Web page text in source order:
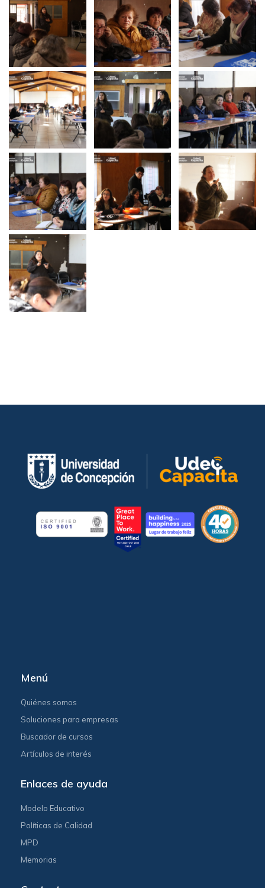
Menú
Quiénes somos
Soluciones para empresas
Buscador de cursos
Artículos de interés
Enlaces de ayuda
Modelo Educativo
Políticas de Calidad
MPD
Memorias